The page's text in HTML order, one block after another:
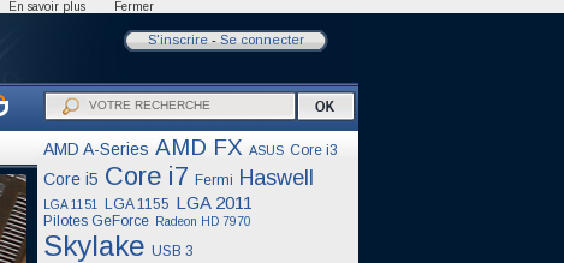
S'inscrire- Se connecter
AMD A-Series AMD FX ASUS Core i3
Core i5 Core i7 Fermi Haswell
LGA 1151 LGA 1155 LGA 2011
Pilotes GeForce Radeon HD 7970
Skylake USB 3
En savoir plus Fermer